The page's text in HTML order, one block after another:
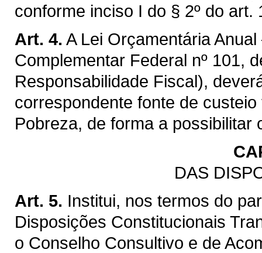
conforme inciso I do § 2º do
Art. 4. A Lei Orçamentária
Complementar Federal nº 101,
Responsabilidade Fiscal),
correspondente fonte de
Pobreza, de forma a possibilitar
DAS
Art. 5. Institui, nos termos do
Disposições Constitucionais
o Conselho Consultivo e de